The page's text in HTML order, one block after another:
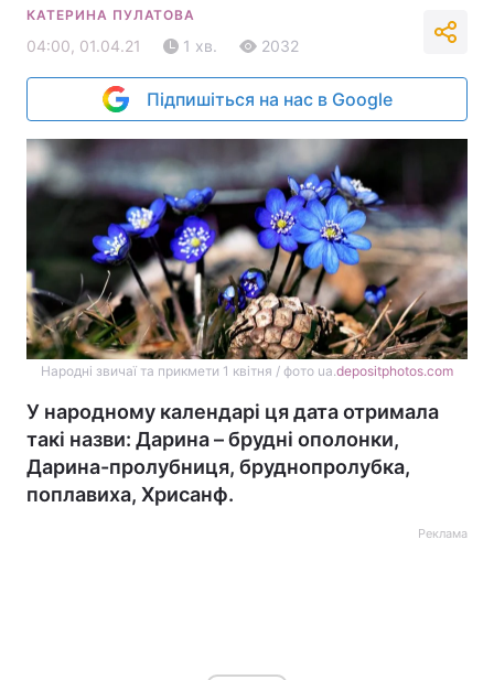
КАТЕРИНА ПУЛАТОВА
04:00, 01.04.21 1 хв. 2032
Підпишіться на нас в Google
Народні звичаї та прикмети 1 квітня / фото ua.depositphotos.com
У народному календарі ця дата отримала
такі назви: Дарина – брудні ополонки,
Дарина-пролубниця, бруднопролубка,
поплавиха, Хрисанф.
Реклама